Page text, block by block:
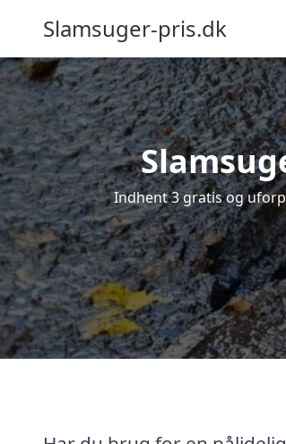
Slamsuger-pris.dk
Indhent 3 gratis og